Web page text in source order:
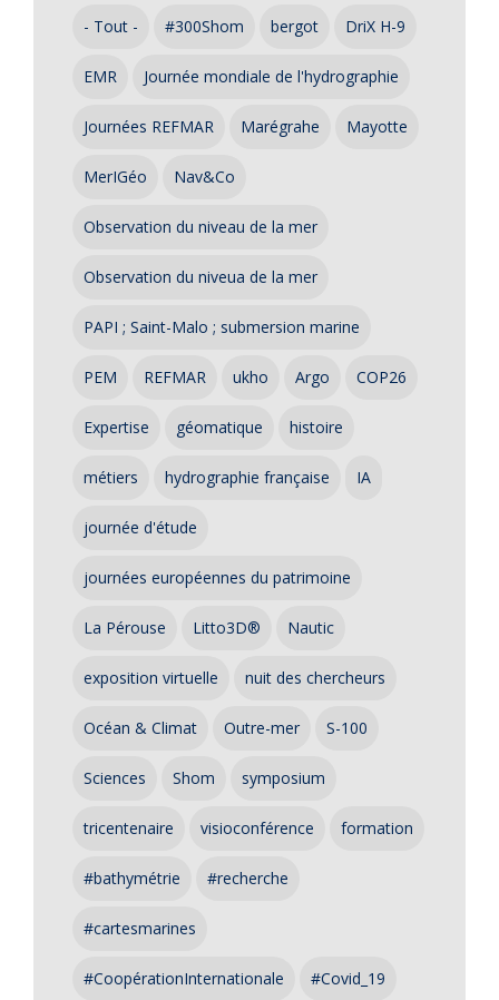
- Tout - #300Shom bergot DriX H-9
EMR Journée mondiale de l'hydrographie
Journées REFMAR Marégrahe Mayotte
MerIGéo Nav&Co
Observation du niveau de la mer
Observation du niveua de la mer
PAPI ; Saint-Malo ; submersion marine
PEM REFMAR ukho Argo COP26
Expertise géomatique histoire
métiers hydrographie française IA
journée d'étude
journées européennes du patrimoine
La Pérouse Litto3D® Nautic
exposition virtuelle nuit des chercheurs
Océan & Climat Outre-mer S-100
Sciences Shom symposium
tricentenaire visioconférence formation
#bathymétrie #recherche
#cartesmarines
#CoopérationInternationale #Covid_19